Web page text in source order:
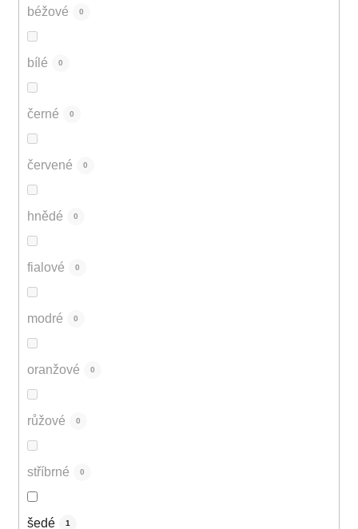
béžové 0
bílé 0
černé 0
červené 0
hnědé 0
fialové 0
modré 0
oranžové 0
růžové 0
stříbrné 0
šedé 1